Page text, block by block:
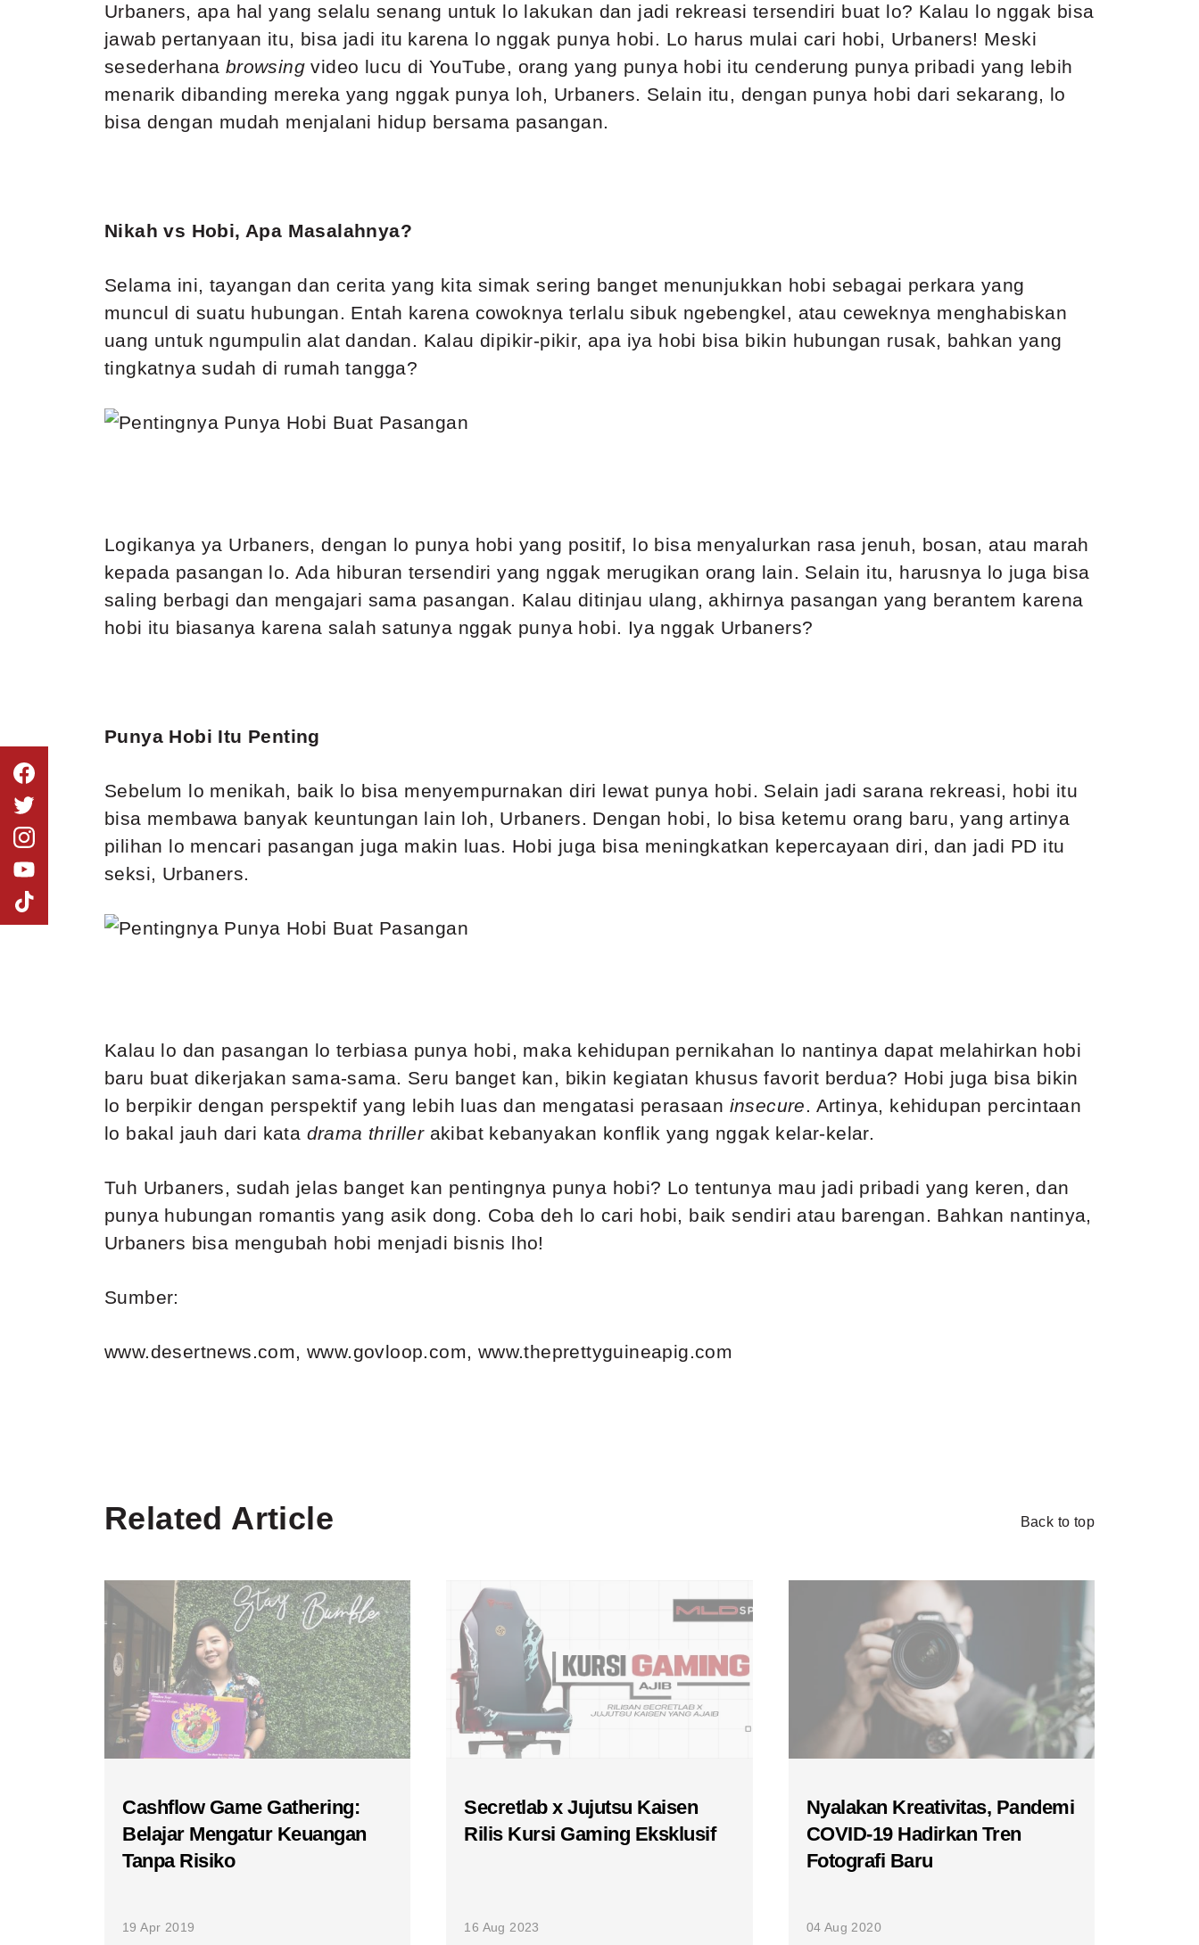
Urbaners, apa hal yang selalu senang untuk lo lakukan dan jadi rekreasi tersendiri buat lo? Kalau lo nggak bisa
jawab pertanyaan itu, bisa jadi itu karena lo nggak punya hobi. Lo harus mulai cari hobi, Urbaners! Meski
sesederhana browsingvideo lucu di YouTube, orang yang punya hobi itu cenderung punya pribadi yang lebih
menarik dibanding mereka yang nggak punya loh, Urbaners. Selain itu, dengan punya hobi dari sekarang, lo
bisa dengan mudah menjalani hidup bersama pasangan.
Nikah vs Hobi, Apa Masalahnya?
Selama ini, tayangan dan cerita yang kita simak sering banget menunjukkan hobi sebagai perkara yang
muncul di suatu hubungan. Entah karena cowoknya terlalu sibuk ngebengkel, atau ceweknya menghabiskan
uang untuk ngumpulin alat dandan. Kalau dipikir-pikir, apa iya hobi bisa bikin hubungan rusak, bahkan yang
tingkatnya sudah di rumah tangga?
Logikanya ya Urbaners, dengan lo punya hobi yang positif, lo bisa menyalurkan rasa jenuh, bosan, atau marah
kepada pasangan lo. Ada hiburan tersendiri yang nggak merugikan orang lain. Selain itu, harusnya lo juga bisa
saling berbagi dan mengajari sama pasangan. Kalau ditinjau ulang, akhirnya pasangan yang berantem karena
hobi itu biasanya karena salah satunya nggak punya hobi. Iya nggak Urbaners?
Punya Hobi Itu Penting
Sebelum lo menikah, baik lo bisa menyempurnakan diri lewat punya hobi. Selain jadi sarana rekreasi, hobi itu
bisa membawa banyak keuntungan lain loh, Urbaners. Dengan hobi, lo bisa ketemu orang baru, yang artinya
pilihan lo mencari pasangan juga makin luas. Hobi juga bisa meningkatkan kepercayaan diri, dan jadi PD itu
seksi, Urbaners.
Kalau lo dan pasangan lo terbiasa punya hobi, maka kehidupan pernikahan lo nantinya dapat melahirkan hobi
baru buat dikerjakan sama-sama. Seru banget kan, bikin kegiatan khusus favorit berdua? Hobi juga bisa bikin
lo berpikir dengan perspektif yang lebih luas dan mengatasi perasaan insecure. Artinya, kehidupan percintaan
lo bakal jauh dari kata drama thrillerakibat kebanyakan konflik yang nggak kelar-kelar.
Tuh Urbaners, sudah jelas banget kan pentingnya punya hobi? Lo tentunya mau jadi pribadi yang keren, dan
punya hubungan romantis yang asik dong. Coba deh lo cari hobi, baik sendiri atau barengan. Bahkan nantinya,
Urbaners bisa mengubah hobi menjadi bisnis lho!
Sumber:
www.desertnews.com,www.govloop.com, www.theprettyguineapig.com
Related Article Back to top
Cashflow Game Gathering:
Belajar Mengatur Keuangan
Tanpa Risiko
19 Apr 2019
Secretlab x Jujutsu Kaisen
Rilis Kursi Gaming Eksklusif
16 Aug 2023
Nyalakan Kreativitas, Pandemi
COVID-19 Hadirkan Tren
Fotografi Baru
04 Aug 2020